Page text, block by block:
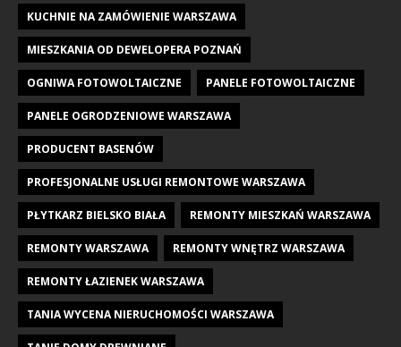
KUCHNIE NA ZAMÓWIENIE WARSZAWA
MIESZKANIA OD DEWELOPERA POZNAŃ
OGNIWA FOTOWOLTAICZNE PANELE FOTOWOLTAICZNE
PANELE OGRODZENIOWE WARSZAWA
PRODUCENT BASENÓW
PROFESJONALNE USŁUGI REMONTOWE WARSZAWA
PŁYTKARZ BIELSKO BIAŁA REMONTY MIESZKAŃ WARSZAWA
REMONTY WARSZAWA REMONTY WNĘTRZ WARSZAWA
REMONTY ŁAZIENEK WARSZAWA
TANIA WYCENA NIERUCHOMOŚCI WARSZAWA